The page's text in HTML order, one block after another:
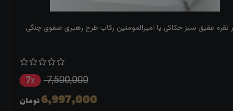
نقره عقیق سبز حکاکی یا امیرالمومنین رکاب طرح رهبری صفوی چنگی
7,500,000 7٪
6,997,000تومان